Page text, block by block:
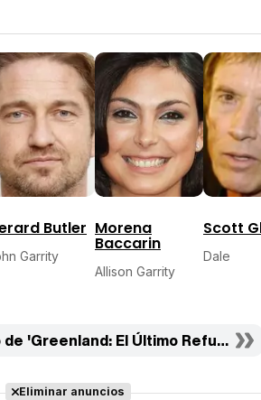
Butler
Garrity
Morena
Baccarin
Allison Garrity
Scott
Dale
'Greenland: El Último Refugio'
Eliminar anuncios